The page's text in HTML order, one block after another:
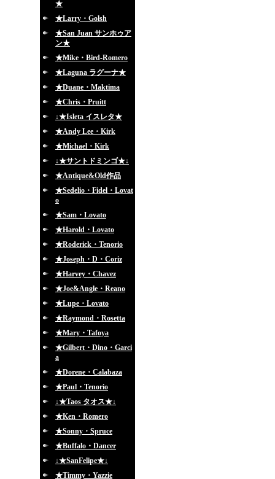
★
★Larry・Golsh
★San Juan サンホゥア
ン★
★Mike・Bird-Romero
★Laguna ラグーナ★
★Duane・Maktima
★Chris・Pruitt
↓★Isleta イスレタ★
★Andy Lee・Kirk
★Michael・Kirk
↓★サントドミンゴ★↓
★Antique&Old作品
★Sedelio・Fidel・Lovat
o
★Sam・Lovato
★Harold・Lovato
★Roderick・Tenorio
★Joseph・D・Coriz
★Harvey・Chavez
★Joe&Angle・Reano
★Lupe・Lovato
★Raymond・Rosetta
★Mary・Tafoya
★Gilbert・Dino・Garci
a
★Dorene・Calabaza
★Paul・Tenorio
↓★Taos タオス★↓
★Ken・Romero
★Sonny・Spruce
★Buffalo・Dancer
↓★SanFelipe★↓
★Timmy・Yazzie